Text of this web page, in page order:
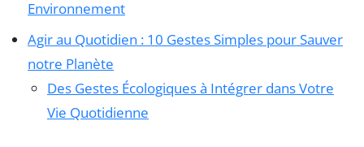
Environnement
Agir au Quotidien : 10 Gestes Simples pour Sauver
notre Planète
Des Gestes Écologiques à Intégrer dans Votre
Vie Quotidienne